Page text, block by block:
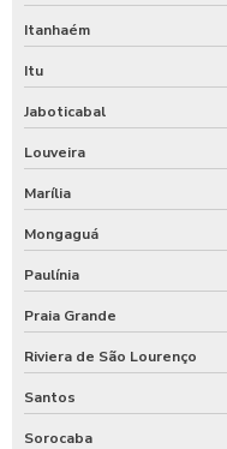
Itanhaém
Itu
Jaboticabal
Louveira
Marília
Mongaguá
Paulínia
Praia Grande
Riviera de São Lourenço
Santos
Sorocaba